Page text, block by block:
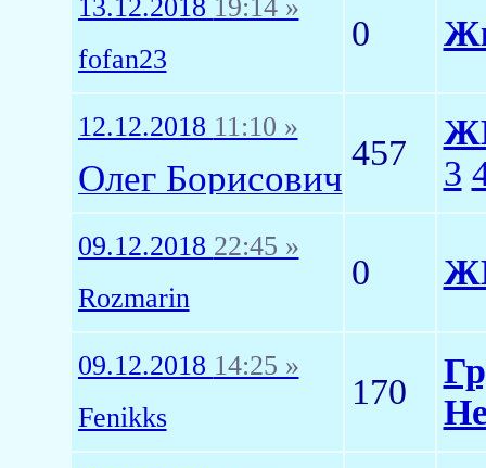
13.12.2018 19:14 »
fofan23
0
12.12.2018 11:10 »
Олег Борисович
457
3
09.12.2018 22:45 »
Rozmarin
0
09.12.2018 14:25 »
Fenikks
170